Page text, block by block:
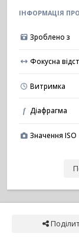
ІНФОРМАЦІЯ ПРО
Зроблено з
Фокусна
Витримка
f Діафрагма
Значення ISO